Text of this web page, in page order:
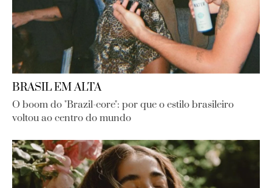
BRASIL EM ALTA
O boom do "Brazil-core": por que o estilo brasileiro
voltou ao centro do mundo